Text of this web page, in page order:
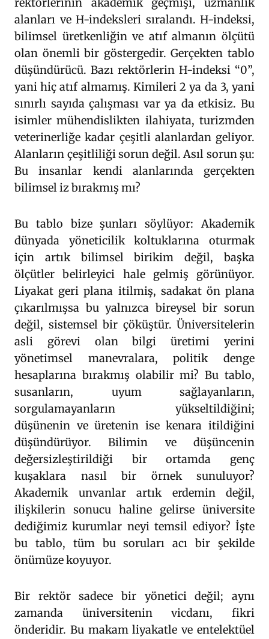
rektörlerinin akademik geçmişi, uzmanlık
alanları ve H-indeksleri sıralandı. H-indeksi,
bilimsel üretkenliğin ve atıf almanın ölçütü
olan önemli bir göstergedir. Gerçekten tablo
düşündürücü. Bazı rektörlerin H-indeksi “0”,
yani hiç atıf almamış. Kimileri 2 ya da 3, yani
sınırlı sayıda çalışması var ya da etkisiz. Bu
isimler mühendislikten ilahiyata, turizmden
veterinerliğe kadar çeşitli alanlardan geliyor.
Alanların çeşitliliği sorun değil. Asıl sorun şu:
Bu insanlar kendi alanlarında gerçekten
bilimsel iz bırakmış mı?
Bu tablo bize şunları söylüyor: Akademik
dünyada yöneticilik koltuklarına oturmak
için artık bilimsel birikim değil, başka
ölçütler belirleyici hale gelmiş görünüyor.
Liyakat geri plana itilmiş, sadakat ön plana
çıkarılmışsa bu yalnızca bireysel bir sorun
değil, sistemsel bir çöküştür. Üniversitelerin
asli görevi olan bilgi üretimi yerini
yönetimsel manevralara, politik denge
hesaplarına bırakmış olabilir mi? Bu tablo,
susanların, uyum sağlayanların,
sorgulamayanların yükseltildiğini;
düşünenin ve üretenin ise kenara itildiğini
düşündürüyor. Bilimin ve düşüncenin
değersizleştirildiği bir ortamda genç
kuşaklara nasıl bir örnek sunuluyor?
Akademik unvanlar artık erdemin değil,
ilişkilerin sonucu haline gelirse üniversite
dediğimiz kurumlar neyi temsil ediyor? İşte
bu tablo, tüm bu soruları acı bir şekilde
önümüze koyuyor.
Bir rektör sadece bir yönetici değil; aynı
zamanda üniversitenin vicdanı, fikri
önderidir. Bu makam liyakatle ve entelektüel